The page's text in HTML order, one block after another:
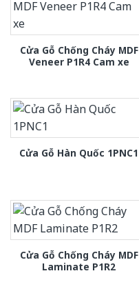
Cửa Gỗ Chống Cháy MDF
Veneer P1R4 Cam xe
Cửa Gỗ Hàn Quốc 1PNC1
Cửa Gỗ Chống Cháy MDF
Laminate P1R2